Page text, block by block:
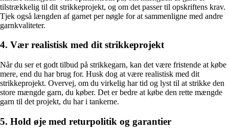
tilstrækkelig til dit strikkeprojekt, og om det passer til opskriftens krav.
Tjek også længden af garnet per nøgle for at sammenligne med andre
garnkvaliteter.
4. Vær realistisk med dit strikkeprojekt
Når du ser et godt tilbud på strikkegarn, kan det være fristende at købe
mere, end du har brug for. Husk dog at være realistisk med dit
strikkeprojekt. Overvej, om du virkelig har tid og lyst til at strikke den
store mængde garn, du køber. Det er bedre at købe den rette mængde
garn til det projekt, du har i tankerne.
5. Hold øje med returpolitik og garantier